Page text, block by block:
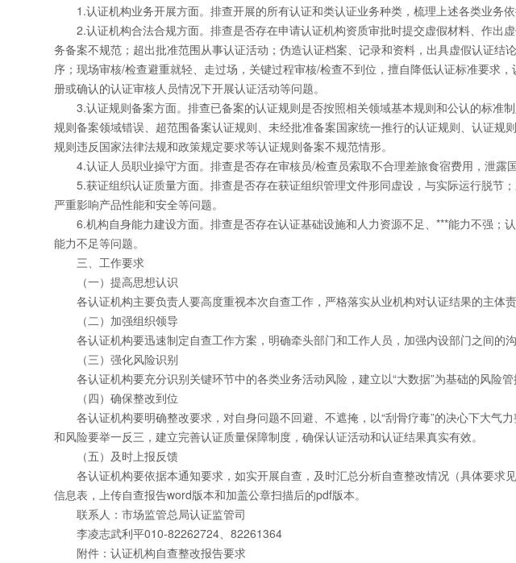
1.认证机构业务开展方面。排查开展的所有认证和类认证业务种类，梳理上述各类业务依
2.认证机构合法合规方面。排查是否存在申请认证机构资质审批时提交虚假材料、作出
务备案不规范；超出批准范围从事认证活动；伪造认证档案、记录和资料，出具虚假认证
序；现场审核/检查避重就轻、走过场，关键过程审核/检查不到位，擅自降低认证标准要求
册或确认的认证审核人员情况下开展认证活动等问题。
3.认证规则备案方面。排查已备案的认证规则是否按照相关领域基本规则和公认的标准
规则备案领域错误、超范围备案认证规则、未经批准备案国家统一推行的认证规则、认证规
规则违反国家法律法规和政策规定要求等认证规则备案不规范情形。
4.认证人员职业操守方面。排查是否存在审核员/检查员索取不合理差旅食宿费用，泄露
5.获证组织认证质量方面。排查是否存在获证组织管理文件形同虚设，与实际运行脱节
严重影响产品性能和安全等问题。
6.机构自身能力建设方面。排查是否存在认证基础设施和人力资源不足、***能力不强；
能力不足等问题。
三、工作要求
（一）提高思想认识
各认证机构主要负责人要高度重视本次自查工作，严格落实从业机构对认证结果的主体
（二）加强组织领导
各认证机构要迅速制定自查工作方案，明确牵头部门和工作人员，加强内设部门之间的
（三）强化风险识别
各认证机构要充分识别关键环节中的各类业务活动风险，建立以“大数据”为基础的风险管
（四）确保整改到位
各认证机构要明确整改要求，对自身问题不回避、不遮掩，以“刮骨疗毒”的决心下大气
和风险要举一反三，建立完善认证质量保障制度，确保认证活动和认证结果真实有效。
（五）及时上报反馈
各认证机构要依据本通知要求，如实开展自查，及时汇总分析自查整改情况（具体要求
信息表，上传自查报告word版本和加盖公章扫描后的pdf版本。
联系人：市场监管总局认证监管司
李凌志武利平010-82262724、82261364
附件：认证机构自查整改报告要求